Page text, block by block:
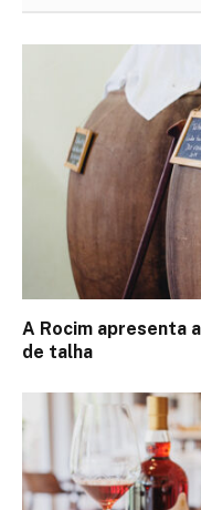
A Rocim apresenta
de talha